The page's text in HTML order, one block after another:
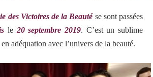
des Victoires de la Beautése sont passées
le 20 septembre 2019. C’est un sublime
adéquation avec l’univers de la beauté.